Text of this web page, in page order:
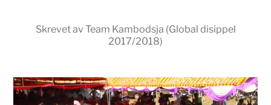
Skrevet av Team Kambodsja (Global disippel
2017/2018)